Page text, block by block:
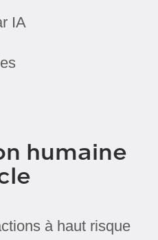
IA
humaine
à haut risque